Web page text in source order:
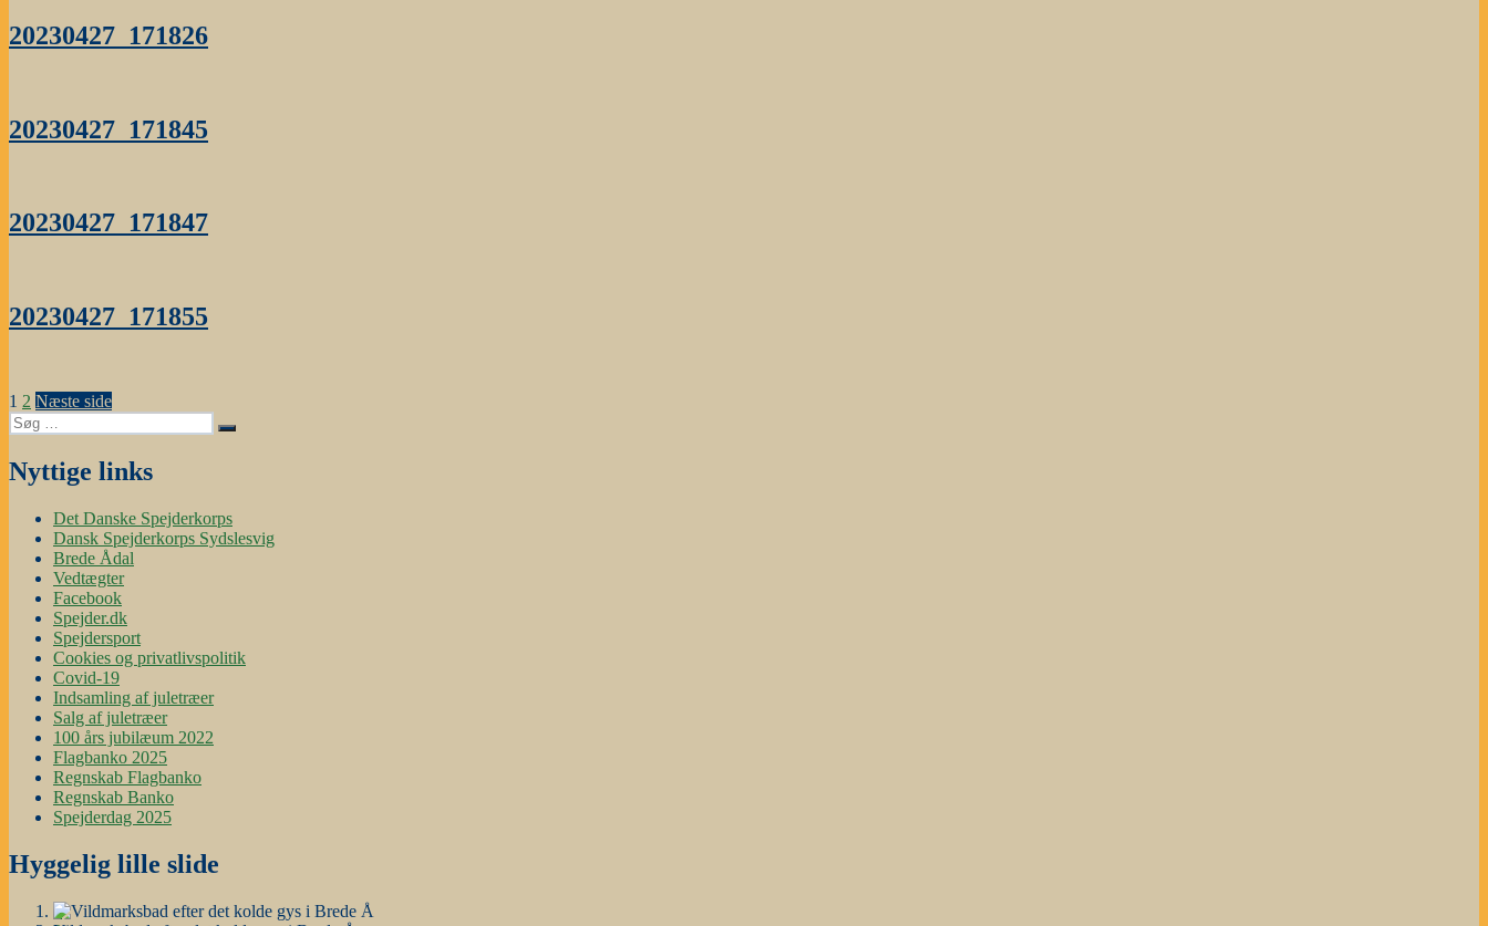
20230427_171826
20230427_171845
20230427_171847
20230427_171855
Indlægsinddeling
Side
1 Side
2 Næste side
Søg
efter:
Søg
Nyttige links
Det Danske Spejderkorps
Dansk Spejderkorps Sydslesvig
Brede Ådal
Vedtægter
Facebook
Spejder.dk
Spejdersport
Cookies og privatlivspolitik
Covid-19
Indsamling af juletræer
Salg af juletræer
100 års jubilæum 2022
Flagbanko 2025
Regnskab Flagbanko
Regnskab Banko
Spejderdag 2025
Hyggelig lille slide
1